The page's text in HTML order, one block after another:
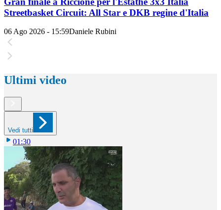
Streetbasket Circuit: All Star e DKB regine d'Italia
06 Ago 2026 - 15:59Daniele Rubini
Ultimi video
Vedi tutti
01:30